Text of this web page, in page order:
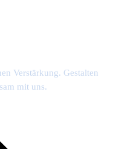
Verstärkung. Gestalten
mit uns.